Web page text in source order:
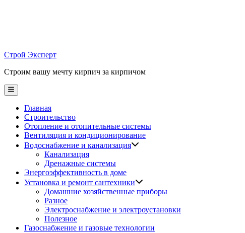
Строй Эксперт
Строим вашу мечту кирпич за кирпичом
Main
Menu
Главная
Строительство
Отопление и отопительные системы
Вентиляция и кондиционирование
Водоснабжение и канализация
Канализация
Дренажные системы
Энергоэффективность в доме
Установка и ремонт сантехники
Домашние хозяйственные приборы
Разное
Электроснабжение и электроустановки
Полезное
Газоснабжение и газовые технологии